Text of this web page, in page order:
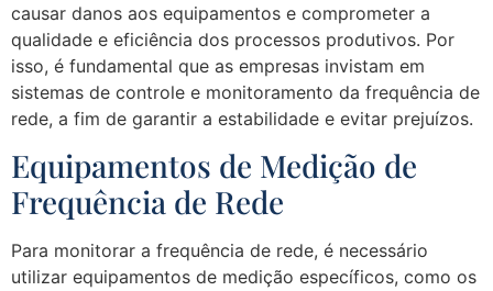
causar danos aos equipamentos e comprometer a
qualidade e eficiência dos processos produtivos. Por
isso, é fundamental que as empresas invistam em
sistemas de controle e monitoramento da frequência de
rede, a fim de garantir a estabilidade e evitar prejuízos.
Equipamentos de Medição de
Frequência de Rede
Para monitorar a frequência de rede, é necessário
utilizar equipamentos de medição específicos, como os